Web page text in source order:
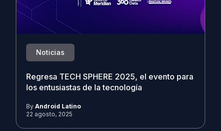
Noticias
Regresa TECH SPHERE 2025, el evento para
los entusiastas de la tecnología
By Android Latino
22 agosto, 2025